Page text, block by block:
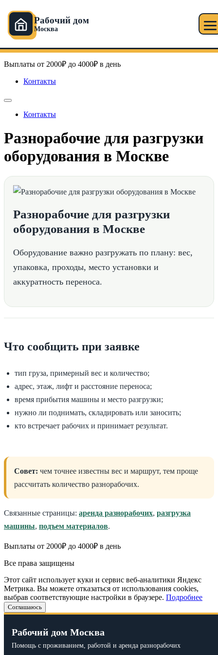
Рабочий дом
Москва
к
содержимому
Рабочий дом в Москве
Выплаты от 2000₽ до 4000₽ в день
Контакты
Контакты
Разнорабочие для разгрузки
оборудования в Москве
Разнорабочие для разгрузки
оборудования в Москве
Оборудование важно разгружать по плану: вес,
упаковка, проходы, место установки и
аккуратность переноса.
Что сообщить при заявке
тип груза, примерный вес и количество;
адрес, этаж, лифт и расстояние переноса;
время прибытия машины и место разгрузки;
нужно ли поднимать, складировать или заносить;
кто встречает рабочих и принимает результат.
Совет: чем точнее известны вес и маршрут, тем проще
рассчитать количество разнорабочих.
Связанные страницы: аренда разнорабочих, разгрузка
машины, подъем материалов.
Выплаты от 2000₽ до 4000₽ в день
Все права защищены
Этот сайт использует куки и сервис веб-аналитики Яндекс
Метрика. Вы можете отказаться от использования cookies,
выбрав соответствующие настройки в браузере. Подробнее
Соглашаюсь
Рабочий дом Москва
Помощь с проживанием, работой и аренда разнорабочих